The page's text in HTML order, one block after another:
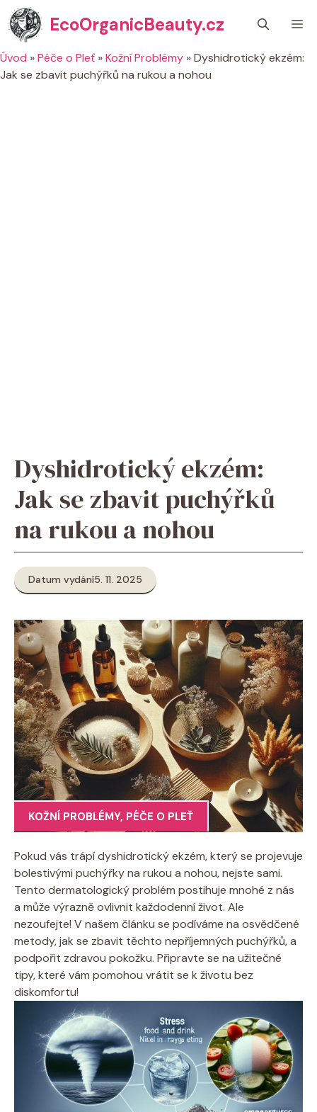
Přeskočit
na
obsah
EcoOrganicBeauty.cz
Úvod »Péče o Pleť »Kožní Problémy »Dyshidrotický ekzém:
Jak se zbavit puchýřků na rukou a nohou
Dyshidrotický ekzém:
Jak se zbavit puchýřků
na rukou a nohou
Datum vydání5. 11. 2025
KOŽNÍ PROBLÉMY, PÉČE O PLEŤ
Pokud vás trápí dyshidrotický ekzém, ‌který se projevuje
bolestivými puchýřky na rukou a nohou,⁢ nejste sami.
Tento dermatologický problém postihuje mnohé z nás
a může výrazně ovlivnit každodenní život. Ale
⁤nezoufejte! V našem⁢ článku se podíváme na⁣ osvědčené
metody, jak se zbavit těchto nepříjemných puchýřků,​ a
podpořit zdravou pokožku. Připravte se na užitečné
‌tipy, které vám pomohou vrátit se k životu bez⁢
diskomfortu!